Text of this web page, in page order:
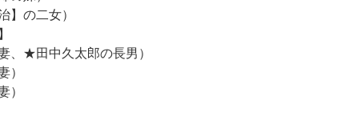
の二女）
田中久太郎の長男）